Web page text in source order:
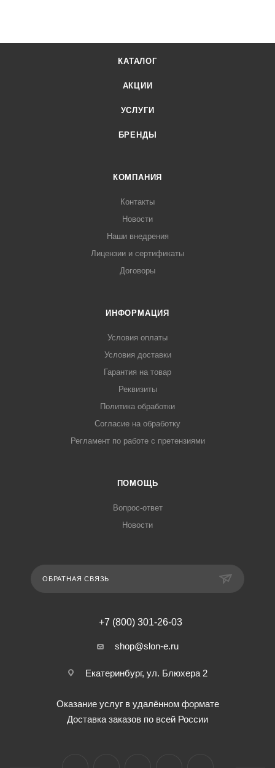
КАТАЛОГ
АКЦИИ
УСЛУГИ
БРЕНДЫ
КОМПАНИЯ
Контакты
Новости
Наши внедрения
Лицензии и сертификаты
Договоры
ИНФОРМАЦИЯ
Условия оплаты
Условия доставки
Гарантия на товар
Реквизиты
Политика обработки
Согласие на обработку
Регламент по работе с претензиями
ПОМОЩЬ
Вопрос-ответ
Новости
ОБРАТНАЯ СВЯЗЬ
+7 (800) 301-26-03
shop@slon-e.ru
Екатеринбург, ул. Блюхера 2
Оказание услуг в удалённом формате
Доставка заказов по всей России